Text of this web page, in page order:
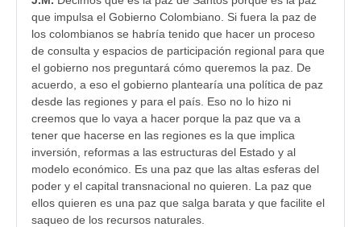
que impulsa el Gobierno Colombiano. Si fuera la paz de
los colombianos se habría tenido que hacer un proceso
de consulta y espacios de participación regional para que
el gobierno nos preguntará cómo queremos la paz. De
acuerdo, a eso el gobierno plantearía una política de paz
desde las regiones y para el país. Eso no lo hizo ni
creemos que lo vaya a hacer porque la paz que va a
tener que hacerse en las regiones es la que implica
inversión, reformas a las estructuras del Estado y al
modelo económico. Es una paz que las altas esferas del
poder y el capital transnacional no quieren. La paz que
ellos quieren es una paz que salga barata y que facilite el
saqueo de los recursos naturales.